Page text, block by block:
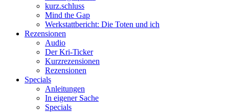
kurz.schluss
Mind the Gap
Werkstattbericht: Die Toten und ich
Rezensionen
Audio
Der Kri-Ticker
Kurzrezensionen
Rezensionen
Specials
Anleitungen
In eigener Sache
Specials